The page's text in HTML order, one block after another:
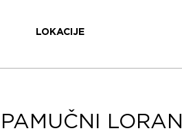
LOKACIJE
PAMUČNI